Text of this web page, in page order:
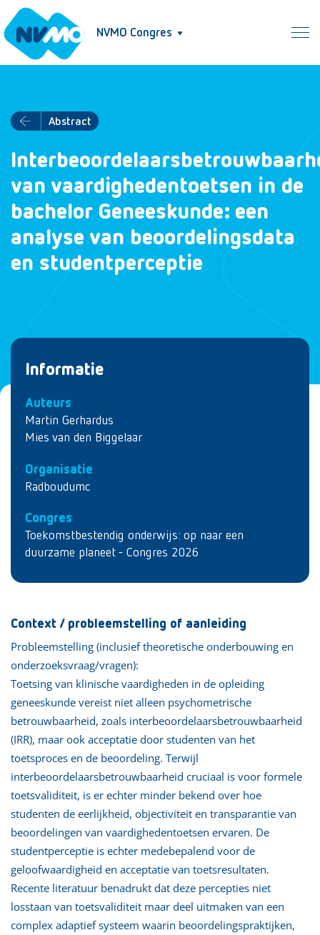
NVMO Congres
Abstract
van vaardighedentoetsen in de
bachelor Geneeskunde: een
analyse van beoordelingsdata
en studentperceptie
Informatie
Auteurs
Martin Gerhardus
Mies van den Biggelaar
Organisatie
Radboudumc
Congres
Toekomstbestendig onderwijs: op naar een
duurzame planeet - Congres 2026
Context / probleemstelling of aanleiding
Probleemstelling (inclusief theoretische onderbouwing en
onderzoeksvraag/vragen):
Toetsing van klinische vaardigheden in de opleiding
geneeskunde vereist niet alleen psychometrische
betrouwbaarheid, zoals interbeoordelaarsbetrouwbaarheid
(IRR), maar ook acceptatie door studenten van het
toetsproces en de beoordeling. Terwijl
interbeoordelaarsbetrouwbaarheid cruciaal is voor formele
toetsvaliditeit, is er echter minder bekend over hoe
studenten de eerlijkheid, objectiviteit en transparantie van
beoordelingen van vaardighedentoetsen ervaren. De
studentperceptie is echter medebepalend voor de
geloofwaardigheid en acceptatie van toetsresultaten.
Recente literatuur benadrukt dat deze percepties niet
losstaan van toetsvaliditeit maar deel uitmaken van een
complex adaptief systeem waarin beoordelingspraktijken,